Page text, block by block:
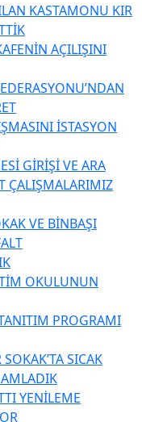
KASTAMONU KIR
AÇILIŞINI
İSTASYON
GİRİŞİ VE ARA
ÇALIŞMALARIMIZ
VE BİNBAŞI
OKULUNUN
PROGRAMI
SICAK
YENİLEME